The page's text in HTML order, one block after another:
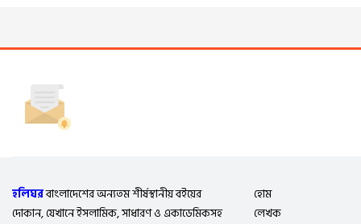
হলিঘরবাংলাদেশের অন্যতম শীর্ষস্থানীয় বইয়ের
দোকান, যেখানে ইসলামিক, সাধারণ ও একাডেমিকসহ
হোম
লেখক